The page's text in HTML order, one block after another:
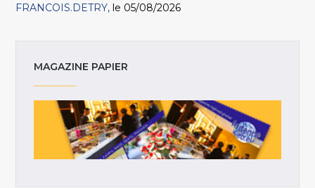
FRANCOIS.DETRY le 05/08/2026
MAGAZINE PAPIER